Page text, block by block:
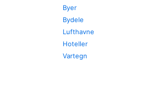
Byer
Bydele
Lufthavne
Hoteller
Vartegn